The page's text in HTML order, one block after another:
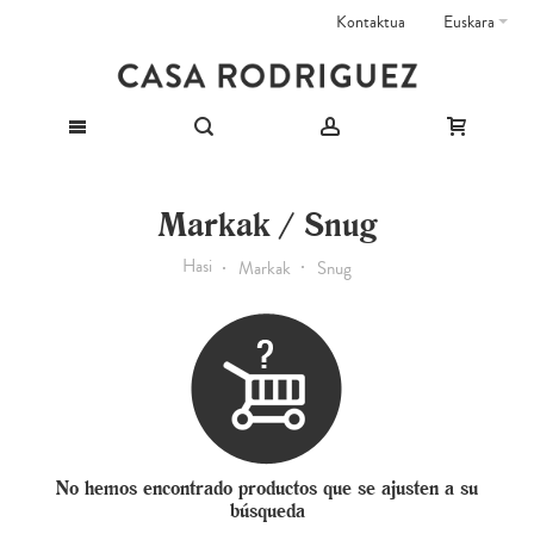
Euskara
Kontaktua
Markak / Snug
Hasi Markak Snug
No hemos encontrado productos que se ajusten a su
búsqueda